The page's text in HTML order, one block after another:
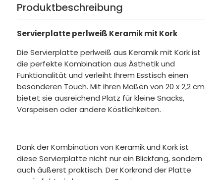
Produktbeschreibung
Servierplatte perlweiß Keramik mit Kork
Die Servierplatte perlweiß aus Keramik mit Kork ist
die perfekte Kombination aus Ästhetik und
Funktionalität und verleiht Ihrem Esstisch einen
besonderen Touch. Mit ihren Maßen von 20 x 2,2 cm
bietet sie ausreichend Platz für kleine Snacks,
Vorspeisen oder andere Köstlichkeiten.
Dank der Kombination von Keramik und Kork ist
diese Servierplatte nicht nur ein Blickfang, sondern
auch äußerst praktisch. Der Korkrand der Platte